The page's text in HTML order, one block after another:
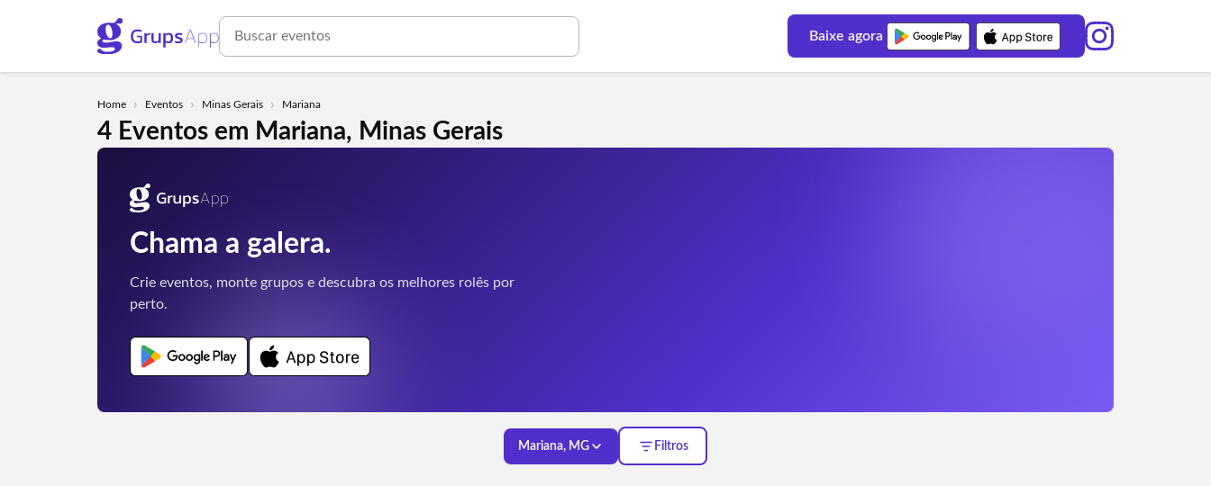
Baixe agora
Home › Eventos › Minas Gerais › Mariana
4 Eventos em Mariana, Minas Gerais
Chama a galera.
Crie eventos, monte grupos e descubra os melhores rolês por
perto.
Mariana, MG Filtros